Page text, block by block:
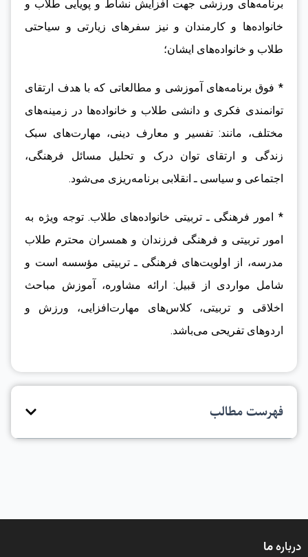
برنامه‌های ورزشی جهت افزایش نشاط و پویایی طلاب و
خانواده‌ها و کارمندان و نیز سفرهای زیارتی و سیاحتی
طلاب و خانواده‌های ایشان؛
* فوق برنامه‌های آموزشی و مطالعاتی که با هدف ارتقای
توانمندی فکری و دانشی طلاب و خانواده‌ها در زمینه‌های
مختلف، مانند: تفسیر و معارف دینی، مهارت‌های سبک
زندگی و ارتقای توان درک و تحلیل مسائل فرهنگی،
اجتماعی و سیاسی ـ انقلابی برنامه‌ریزی می‌شود.
* امور فرهنگی ـ تربیتی خانواده‌های طلاب. توجه ویژه به
امور تربیتی و فرهنگی فرزندان و همسران محترم طلاب
مدرسه، از اولویت‌های فرهنگی ـ تربیتی مؤسسه است و
شامل مواردی از قبیل: ارائه مشاوره، آموزش مباحث
اخلاقی و تربیتی، کلاس‌های مهارت‌افزایی، ورزش و
اردوهای تفریحی می‌باشد.
فهرست مطالب
دربارهما